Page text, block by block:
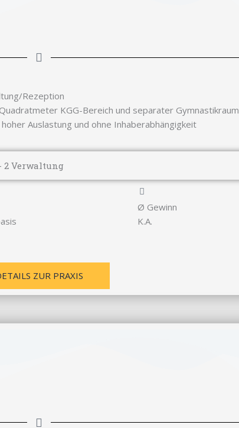
Rezeption
KGG-Bereich und separater Gymnastikraum
Auslastung und ohne Inhaberabhängigkeit
2 Verwaltung
Ø Gewinn
K.A.
ZUR PRAXIS